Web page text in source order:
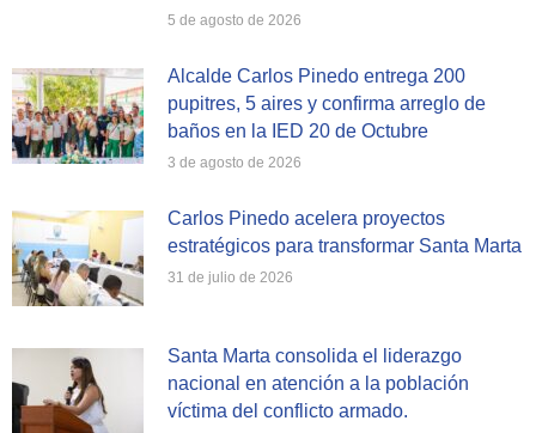
5 de agosto de 2026
Alcalde Carlos Pinedo entrega 200
pupitres, 5 aires y confirma arreglo de
baños en la IED 20 de Octubre
3 de agosto de 2026
Carlos Pinedo acelera proyectos
estratégicos para transformar Santa Marta
31 de julio de 2026
Santa Marta consolida el liderazgo
nacional en atención a la población
víctima del conflicto armado.